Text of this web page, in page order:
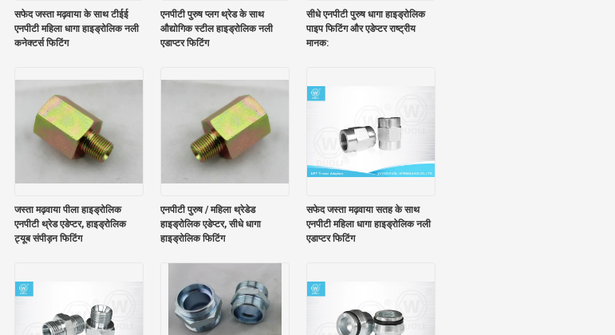
सफेद जस्ता मढ़वाया के साथ टीईई
एनपीटी महिला धागा हाइड्रोलिक नली
कनेक्टर्स फिटिंग
एनपीटी पुरुष प्लग थ्रेड के साथ
औद्योगिक स्टील हाइड्रोलिक नली
एडाप्टर फिटिंग
सीधे एनपीटी पुरुष धागा हाइड्रोलिक
पाइप फिटिंग और एडेप्टर राष्ट्रीय
मानक:
जस्ता मढ़वाया पीला हाइड्रोलिक
एनपीटी थ्रेड एडेप्टर, हाइड्रोलिक
ट्यूब संपीड़न फिटिंग
एनपीटी पुरुष / महिला थ्रेडेड
हाइड्रोलिक एडेप्टर, सीधे धागा
हाइड्रोलिक फिटिंग
सफेद जस्ता मढ़वाया सतह के साथ
एनपीटी महिला धागा हाइड्रोलिक नली
एडाप्टर फिटिंग